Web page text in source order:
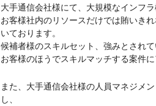
大手通信会社様にて、大規模なインフ
お客様社内のリソースだけでは賄いき
いております。
候補者様のスキルセット、強みとされ
お客様のほうでスキルマッチする案件
また、大手通信会社様の人員マネジメ
し、